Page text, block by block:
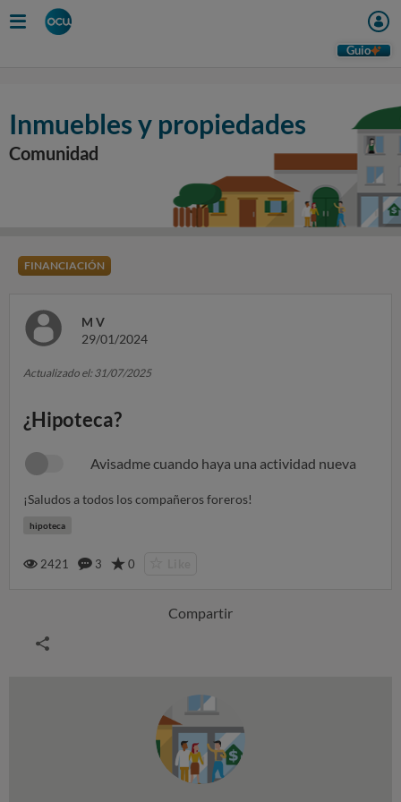
Guio
Inmuebles y propiedades
Comunidad
FINANCIACIÓN
M V
29/01/2024
Actualizado el: 31/07/2025
¿Hipoteca?
Avisadme cuando haya una actividad nueva
¡Saludos a todos los compañeros foreros!
hipoteca
2421 3 0
Compartir